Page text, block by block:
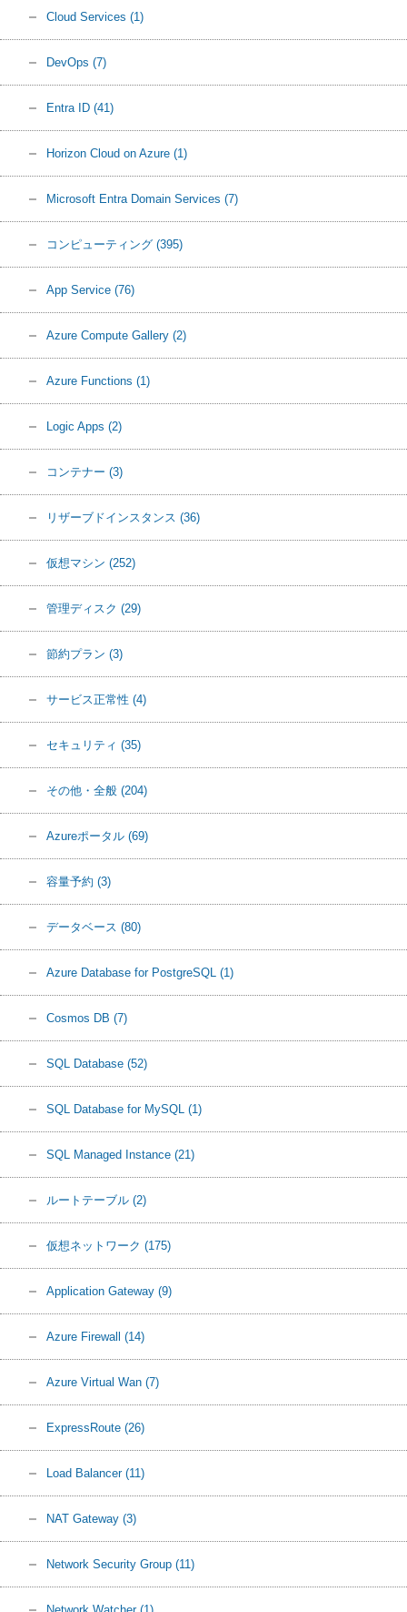
Cloud Services (1)
DevOps (7)
Entra ID (41)
Horizon Cloud on Azure (1)
Microsoft Entra Domain Services (7)
コンピューティング (395)
App Service (76)
Azure Compute Gallery (2)
Azure Functions (1)
Logic Apps (2)
コンテナー (3)
リザーブドインスタンス (36)
仮想マシン (252)
管理ディスク (29)
節約プラン (3)
サービス正常性 (4)
セキュリティ (35)
その他・全般 (204)
Azureポータル (69)
容量予約 (3)
データベース (80)
Azure Database for PostgreSQL (1)
Cosmos DB (7)
SQL Database (52)
SQL Database for MySQL (1)
SQL Managed Instance (21)
ルートテーブル (2)
仮想ネットワーク (175)
Application Gateway (9)
Azure Firewall (14)
Azure Virtual Wan (7)
ExpressRoute (26)
Load Balancer (11)
NAT Gateway (3)
Network Security Group (11)